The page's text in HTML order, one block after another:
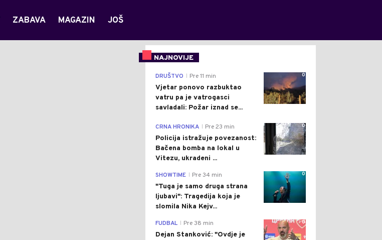
ZABAVA MAGAZIN JOŠ
NAJNOVIJE
0
DRUŠTVO Pre 11 min
Vjetar ponovo razbuktao
vatru pa je vatrogasci
savladali: Požar iznad se...
0
CRNA HRONIKA Pre 23 min
Policija istražuje povezanost:
Bačena bomba na lokal u
Vitezu, ukradeni ...
0
SHOWTIME Pre 34 min
"Tuga je samo druga strana
ljubavi": Tragedija koja je
slomila Nika Kejv...
0
FUDBAL Pre 38 min
Dejan Stanković: "Ovdje je